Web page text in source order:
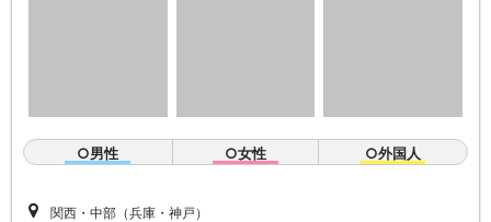
○男性 ○女性 ○外国人
関西・中部（兵庫・神戸）